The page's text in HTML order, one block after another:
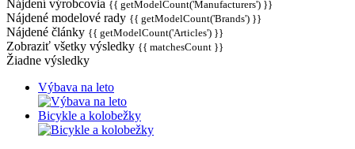
Nájdení výrobcovia {{ getModelCount('Manufacturers') }}
Nájdené modelové rady {{ getModelCount('Brands') }}
Nájdené články {{ getModelCount('Articles') }}
Zobraziť všetky výsledky {{ matchesCount }}
Žiadne výsledky
Výbava na leto
Bicykle a kolobežky